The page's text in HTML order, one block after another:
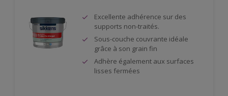
Excellente adhérence sur des
supports non-traités.
Sous-couche couvrante idéale
grâce à son grain fin
Adhère également aux surfaces
lisses fermées